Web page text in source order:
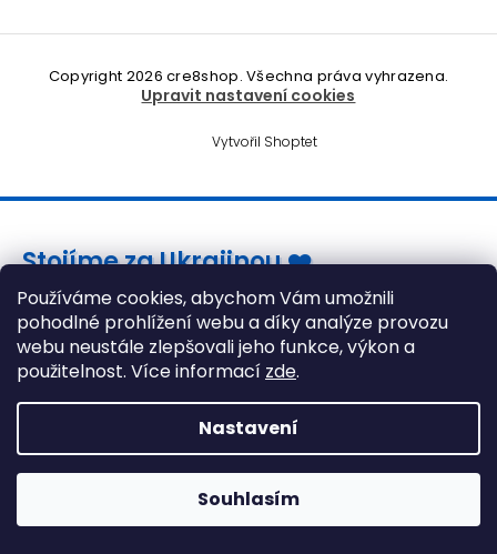
Používáme cookies, abychom Vám umožnili
pohodlné prohlížení webu a díky analýze provozu
webu neustále zlepšovali jeho funkce, výkon a
použitelnost. Více informací zde.
Nastavení
Souhlasím
Vytvořil Shoptet
Copyright 2026cre8shop. Všechna práva vyhrazena.
Upravit nastavení cookies
Stojíme za Ukrajinou ❤️
Jak a čím pomoci »